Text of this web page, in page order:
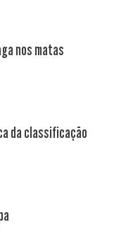
nos matas
da classificação